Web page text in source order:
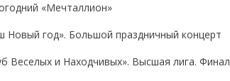
«Мечталлион»
Новый год». Большой праздничный концерт
Веселых и Находчивых». Высшая лига. Финал